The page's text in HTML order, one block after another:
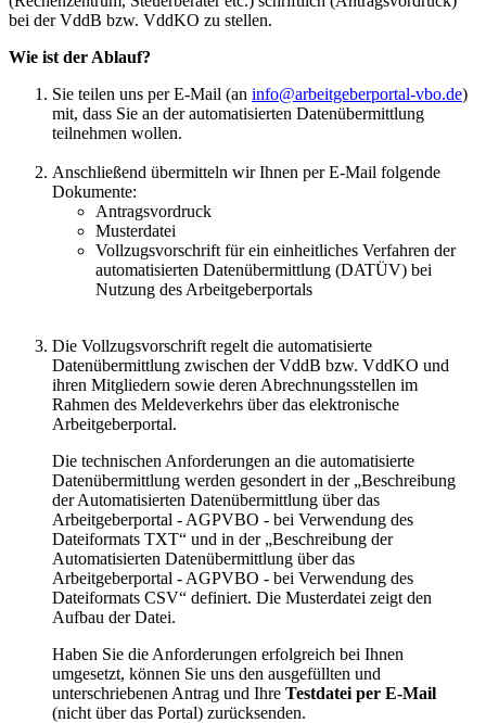
bei der VddB bzw. VddKO zu stellen.
Wie ist der Ablauf?
Sie teilen uns per E-Mail (an info@arbeitgeberportal-vbo.de)
mit, dass Sie an der automatisierten Datenübermittlung
teilnehmen wollen.
Anschließend übermitteln wir Ihnen per E-Mail folgende
Dokumente:
Antragsvordruck
Musterdatei
Vollzugsvorschrift für ein einheitliches Verfahren der
automatisierten Datenübermittlung (DATÜV) bei
Nutzung des Arbeitgeberportals
Die Vollzugsvorschrift regelt die automatisierte
Datenübermittlung zwischen der VddB bzw. VddKO und
ihren Mitgliedern sowie deren Abrechnungsstellen im
Rahmen des Meldeverkehrs über das elektronische
Arbeitgeberportal.
Die technischen Anforderungen an die automatisierte
Datenübermittlung werden gesondert in der „Beschreibung
der Automatisierten Datenübermittlung über das
Arbeitgeberportal - AGPVBO - bei Verwendung des
Dateiformats TXT“ und in der „Beschreibung der
Automatisierten Datenübermittlung über das
Arbeitgeberportal - AGPVBO - bei Verwendung des
Dateiformats CSV“ definiert. Die Musterdatei zeigt den
Aufbau der Datei.
Haben Sie die Anforderungen erfolgreich bei Ihnen
umgesetzt, können Sie uns den ausgefüllten und
unterschriebenen Antrag und Ihre Testdatei per E-Mail
(nicht über das Portal) zurücksenden.